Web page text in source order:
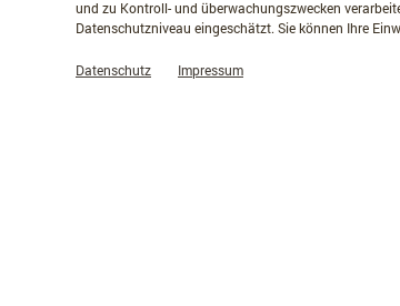
und zu Kontroll- und überwachungszwecken
Datenschutzniveau eingeschätzt. Sie können Ihre
Datenschutz Impressum